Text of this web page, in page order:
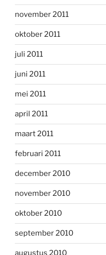
november 2011
oktober 2011
juli 2011
juni 2011
mei 2011
april 2011
maart 2011
februari 2011
december 2010
november 2010
oktober 2010
september 2010